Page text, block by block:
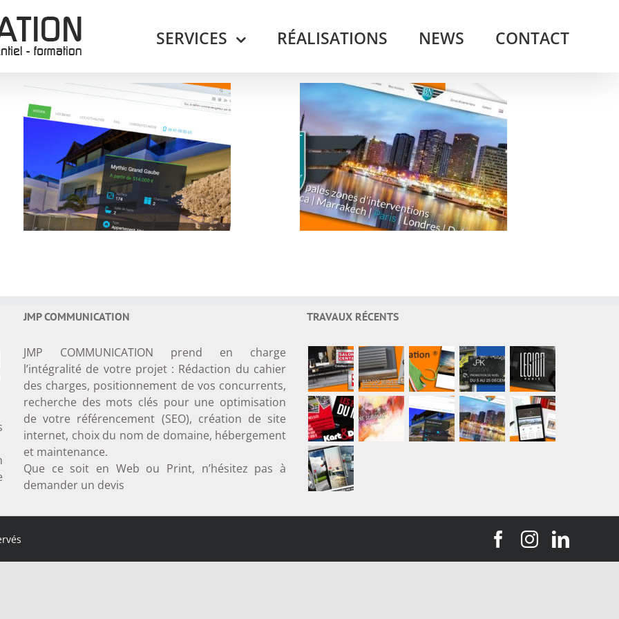
SERVICES RÉALISATIONS NEWS CONTACT
BN Security
Divers Print Site Internet
JMP COMMUNICATION
JMP COMMUNICATION prend en charge
l’intégralité de votre projet : Rédaction du cahier
des charges, positionnement de vos concurrents,
recherche des mots clés pour une optimisation
de votre référencement (SEO), création de site
internet, choix du nom de domaine, hébergement
et maintenance.
Que ce soit en Web ou Print, n’hésitez pas à
demander un devis
TRAVAUX RÉCENTS
Facebook
Instagram